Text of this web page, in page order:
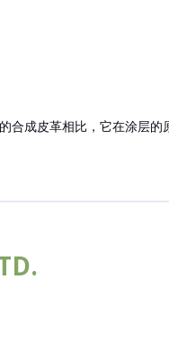
合成皮革相比，它在涂层的